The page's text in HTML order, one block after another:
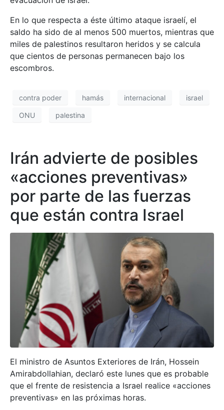
En lo que respecta a éste último ataque israelí, el
saldo ha sido de al menos 500 muertos, mientras que
miles de palestinos resultaron heridos y se calcula
que cientos de personas permanecen bajo los
escombros.
contra poder hamás internacional israel
ONU palestina
Irán advierte de posibles
«acciones preventivas»
por parte de las fuerzas
que están contra Israel
El ministro de Asuntos Exteriores de Irán, Hossein
Amirabdollahian, declaró este lunes que es probable
que el frente de resistencia a Israel realice «acciones
preventivas» en las próximas horas.